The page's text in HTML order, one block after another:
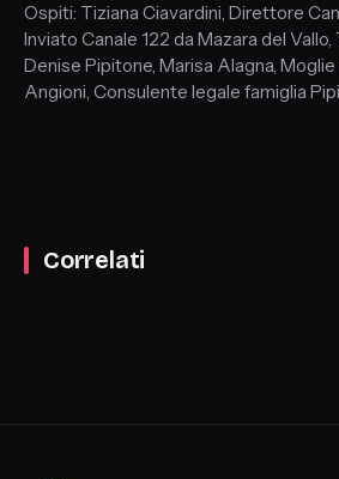
Ospiti: Tiziana Ciavardini, Direttore
Inviato Canale 122 da Mazara del
Denise Pipitone, Marisa Alagna,
Angioni, Consulente legale famiglia
Correlati